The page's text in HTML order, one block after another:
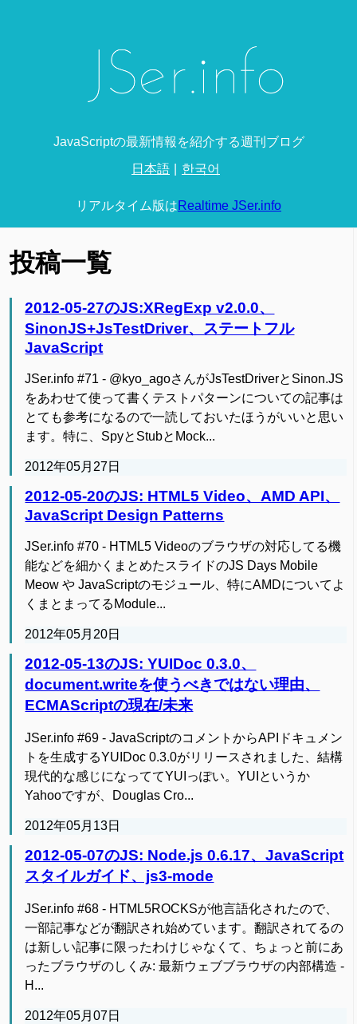
JavaScriptの最新情報を紹介する週刊ブログ
日本語 한국어
リアルタイム版はRealtime JSer.info
投稿一覧
2012-05-27のJS:XRegExp v2.0.0、
SinonJS+JsTestDriver、ステートフル
JavaScript
JSer.info #71 - @kyo_agoさんがJsTestDriverとSinon.JS
をあわせて使って書くテストパターンについての記事は
とても参考になるので一読しておいたほうがいいと思い
ます。特に、SpyとStubとMock...
2012年05月27日
2012-05-20のJS: HTML5 Video、AMD API、
JavaScript Design Patterns
JSer.info #70 - HTML5 Videoのブラウザの対応してる機
能などを細かくまとめたスライドのJS Days Mobile
Meow や JavaScriptのモジュール、特にAMDについてよ
くまとまってるModule...
2012年05月20日
2012-05-13のJS: YUIDoc 0.3.0、
document.writeを使うべきではない理由、
ECMAScriptの現在/未来
JSer.info #69 - JavaScriptのコメントからAPIドキュメン
トを生成するYUIDoc 0.3.0がリリースされました、結構
現代的な感じになっててYUIっぽい。YUIというか
Yahooですが、Douglas Cro...
2012年05月13日
2012-05-07のJS: Node.js 0.6.17、JavaScript
スタイルガイド、js3-mode
JSer.info #68 - HTML5ROCKSが他言語化されたので、
一部記事などが翻訳され始めています。翻訳されてるの
は新しい記事に限ったわけじゃなくて、ちょっと前にあ
ったブラウザのしくみ: 最新ウェブブラウザの内部構造 -
H...
2012年05月07日